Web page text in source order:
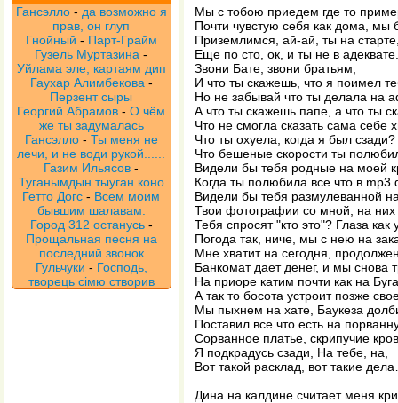
Гансэлло - да возможно я
прав, он глуп
Гнойный - Парт-Грайм
Гузель Муртазина -
Уйлама эле, картаям дип
Гаухар Алимбекова -
Перзент сыры
Георгий Абрамов -О чём
же ты задумалась
Гансэлло - Ты меня не
лечи, и не води рукой......
Газим Ильясов -
Туганымдын тыуган коно
Гетто Догс - Всем моим
бывшим шалавам.
Город 312 останусь -
Прощальная песня на
последний звонок
Гульчуки - Господь,
творець сімю створив
Мы с тобою приедем где то
Почти чувстую себя как дома, мы
Приземлимся, ай-ай, ты на
Еще по сто, ок, и ты не в адеквате.
Звони Бате, звони братьям,
И что ты скажешь, что я поимел
Но не забывай что ты делала на
А что ты скажешь папе, а что ты
Что не смогла сказать сама себе
Что ты охуела, когда я был сзади?
Что бешеные скорости ты
Видели бы тебя родные на моей
Когда ты полюбила все что в
Видели бы тебя размулеванной
Твои фотографии со мной, на них
Тебя спросят "кто это"? Глаза как
Погода так, ниче, мы с нею на
Мне хватит на сегодня,
Банкомат дает денег, и мы снова
На приоре катим почти как на
А так то босота устроит позже
Мы пыхнем на хате, Баукеза
Поставил все что есть на
Сорванное платье, скрипучие
Я подкрадусь сзади, На тебе, на,
Вот такой расклад, вот такие
Дина на калдине считает меня